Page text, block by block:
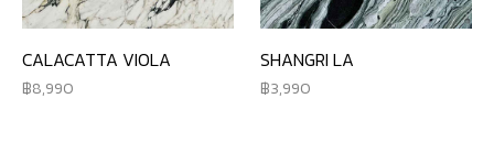
CALACATTA VIOLA
8,990
SHANGRI LA
3,990